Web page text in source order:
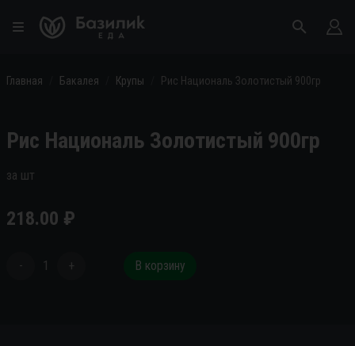
Главная Бакалея Крупы Рис Националь Золотистый 900гр
Рис Националь Золотистый 900гр
за шт
218.00 ₽
- 1 + В корзину